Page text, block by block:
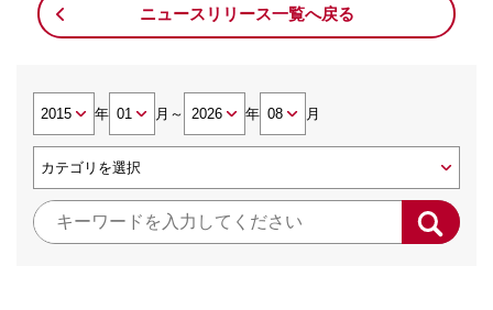
ニュースリリース一覧へ戻る
年 月 ～ 年 月